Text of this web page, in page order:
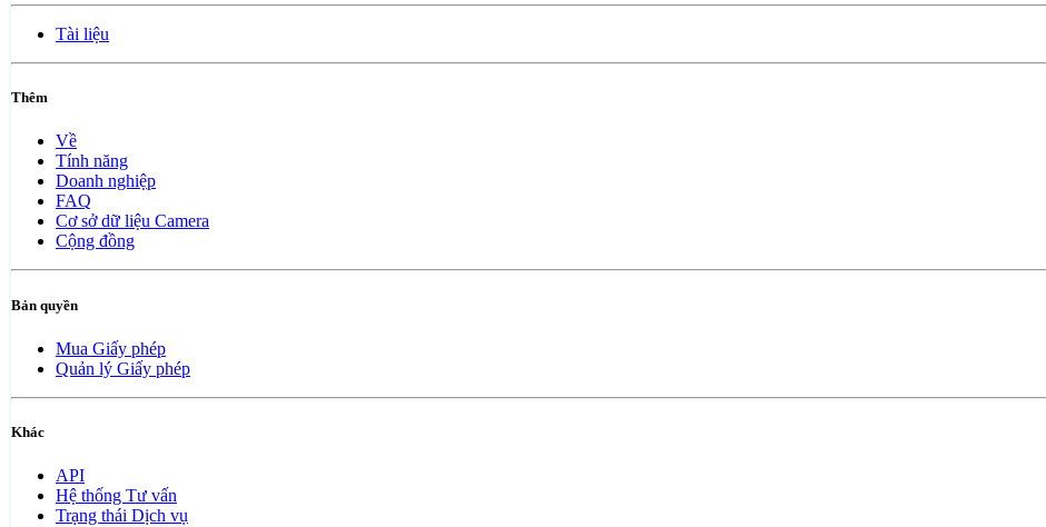
Tài liệu
Thêm
Về
Tính năng
Doanh nghiệp
FAQ
Cơ sở dữ liệu Camera
Cộng đồng
Bản quyền
Mua Giấy phép
Quản lý Giấy phép
Khác
API
Hệ thống Tư vấn
Trạng thái Dịch vụ